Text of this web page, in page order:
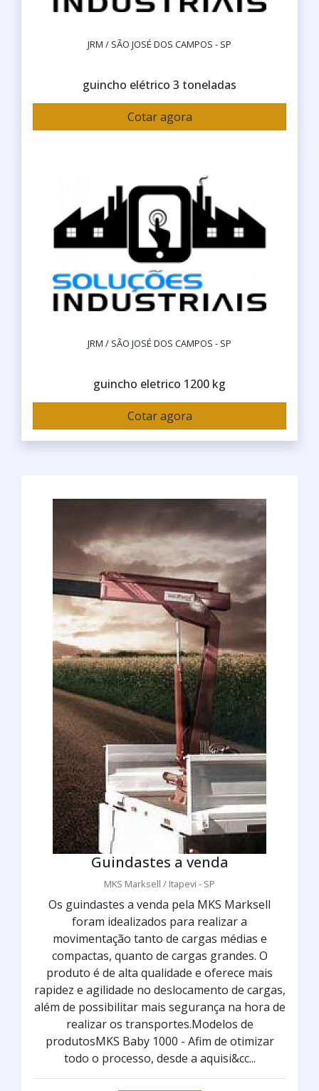
JRM / SÃO JOSÉ DOS CAMPOS - SP
guincho elétrico 3 toneladas
Cotar agora
JRM / SÃO JOSÉ DOS CAMPOS - SP
guincho eletrico 1200 kg
Cotar agora
Guindastes a venda
MKS Marksell / Itapevi - SP
Os guindastes a venda pela MKS Marksell
foram idealizados para realizar a
movimentação tanto de cargas médias e
compactas, quanto de cargas grandes. O
produto é de alta qualidade e oferece mais
rapidez e agilidade no deslocamento de cargas,
além de possibilitar mais segurança na hora de
realizar os transportes.Modelos de
produtosMKS Baby 1000 - Afim de otimizar
todo o processo, desde a aquisi&cc...